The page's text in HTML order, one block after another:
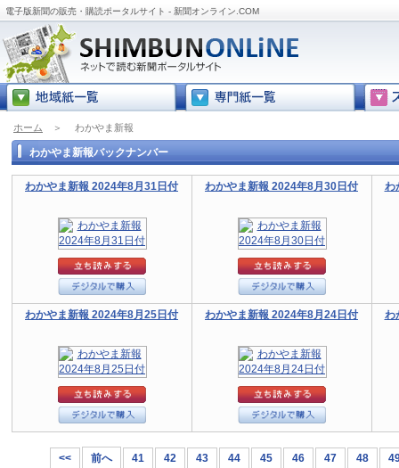
電子版新聞の販売・購読ポータルサイト - 新聞オンライン.COM
ホーム ＞ わかやま新報
わかやま新報バックナンバー
わかやま新報 2024年8月31日付 わかやま新報 2024年8月30日付 わ
わかやま新報 2024年8月25日付 わかやま新報 2024年8月24日付 わ
<< 前へ 41 42 43 44 45 46 47 48